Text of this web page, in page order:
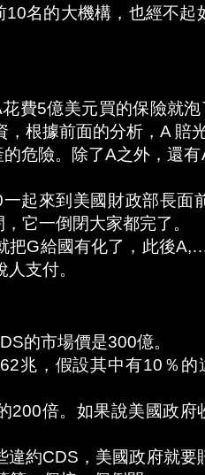
10名的大機構，也經不起
費5億美元買的保險就
，根據前面的分析，A 賠
的危險。除了A之外，還
起來到美國財政部長面
它一倒閉大家都完了。
把G給國有化了，此後
支付。
的市場價是300億。
兆，假設其中有10％
200倍。如果說美國政
違約CDS，美國政府就